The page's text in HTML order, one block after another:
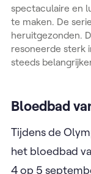
spectaculaire en
te maken. De
heruitgezonden.
resoneerde sterk
steeds
Bloedbad
Tijdens de
het bloedbad
4 op 5